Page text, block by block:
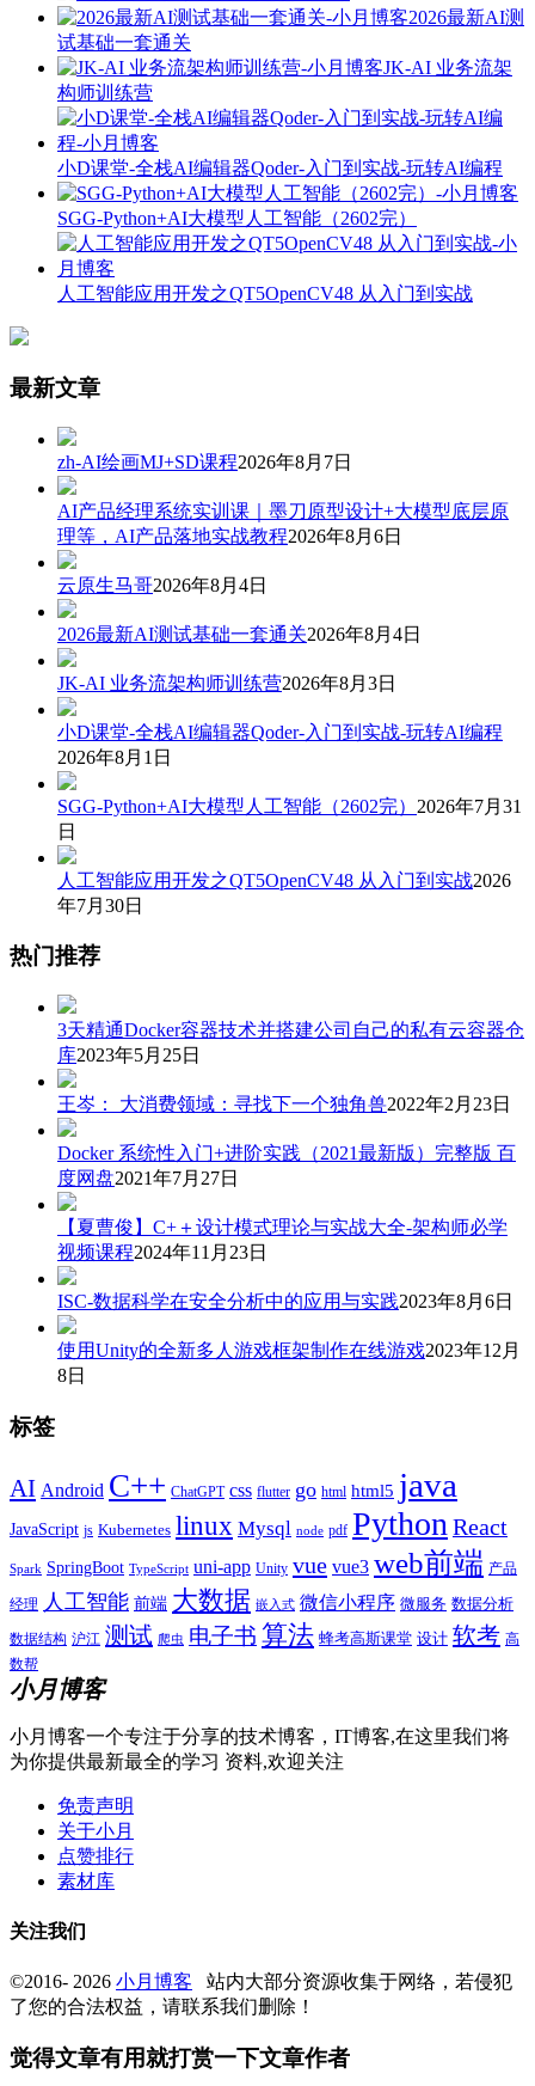
2026最新AI测
试基础一套通关
JK-AI 业务流架
构师训练营
小D课堂-全栈AI编辑器Qoder-入门到实战-玩转AI编程
SGG-Python+AI大模型人工智能（2602完）
人工智能应用开发之QT5OpenCV48 从入门到实战
最新文章
zh-AI绘画MJ+SD课程2026年8月7日
AI产品经理系统实训课｜墨刀原型设计+大模型底层原
理等，AI产品落地实战教程2026年8月6日
云原生马哥2026年8月4日
2026最新AI测试基础一套通关2026年8月4日
JK-AI 业务流架构师训练营2026年8月3日
小D课堂-全栈AI编辑器Qoder-入门到实战-玩转AI编程
2026年8月1日
SGG-Python+AI大模型人工智能（2602完） 2026年7月31
日
人工智能应用开发之QT5OpenCV48 从入门到实战2026
年7月30日
热门推荐
3天精通Docker容器技术并搭建公司自己的私有云容器仓
库2023年5月25日
王岑： 大消费领域：寻找下一个独角兽2022年2月23日
Docker 系统性入门+进阶实践（2021最新版）完整版 百
度网盘2021年7月27日
【夏曹俊】C+＋设计模式理论与实战大全-架构师必学
视频课程2024年11月23日
ISC-数据科学在安全分析中的应用与实践2023年8月6日
使用Unity的全新多人游戏框架制作在线游戏2023年12月
8日
标签
AI Android C++ ChatGPT css flutter go html html5 java
JavaScript js Kubernetes linux Mysql node pdf Python React
Spark SpringBoot TypeScript uni-app Unity vue vue3 web前端 产品
经理 人工智能 前端 大数据 嵌入式 微信小程序 微服务 数据分析
数据结构 沪江 测试 爬虫 电子书 算法 蜂考高斯课堂 设计 软考 高
数帮
小月博客
小月博客一个专注于分享的技术博客，IT博客,在这里我们将
为你提供最新最全的学习 资料,欢迎关注
免责声明
关于小月
点赞排行
素材库
关注我们
©2016- 2026 小月博客 站内大部分资源收集于网络，若侵犯
了您的合法权益，请联系我们删除！
觉得文章有用就打赏一下文章作者